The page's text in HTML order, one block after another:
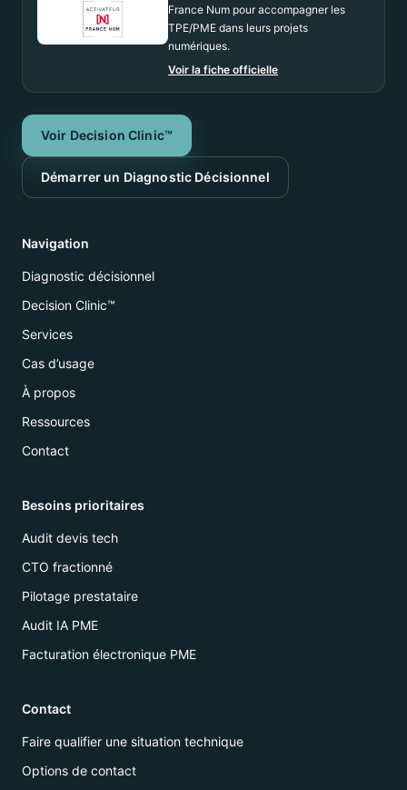
France Num pour accompagner les
TPE/PME dans leurs projets
numériques.
Voir la fiche officielle
Voir Decision Clinic™
Démarrer un Diagnostic Décisionnel
Navigation
Diagnostic décisionnel
Decision Clinic™
Services
Cas d’usage
À propos
Ressources
Contact
Besoins prioritaires
Audit devis tech
CTO fractionné
Pilotage prestataire
Audit IA PME
Facturation électronique PME
Contact
Faire qualifier une situation technique
Options de contact